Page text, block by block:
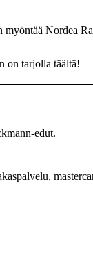
myöntää Nordea
on tarjolla täältä!
edut.